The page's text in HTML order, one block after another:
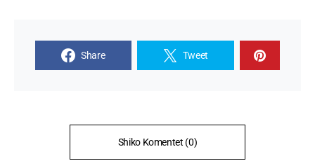
Share Tweet
Shiko Komentet (0)